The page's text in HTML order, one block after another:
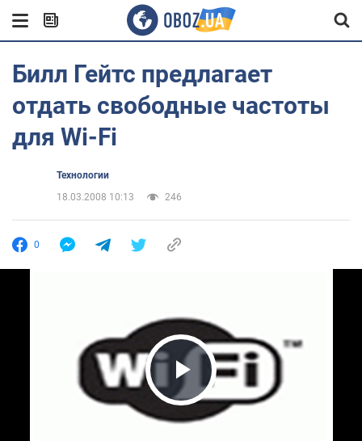
Билл Гейтс предлагает
отдать свободные частоты
для Wi-Fi
Технологии
18.03.2008 10:13
246
0
Play Video